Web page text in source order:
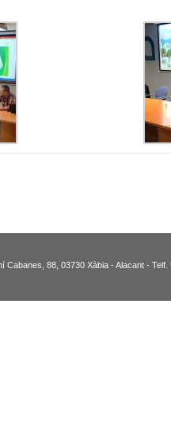
Cabanes, 88, 03730 Xàbia - Alacant -